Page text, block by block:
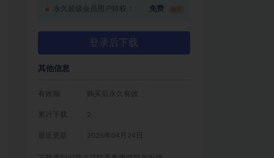
永久超级会员用户特权： 免费
登录后下载
其他信息
有效期 购买后永久有效
累计下载 2
最近更新 2026年04月24日